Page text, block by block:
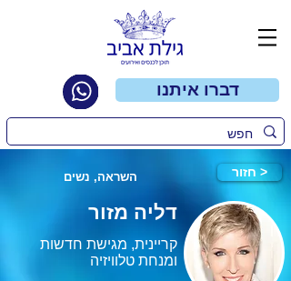
דברו איתנו
השראה, נשים חזור >
דליה מזור
קריינית, מגישת חדשות
ומנחת טלוויזיה